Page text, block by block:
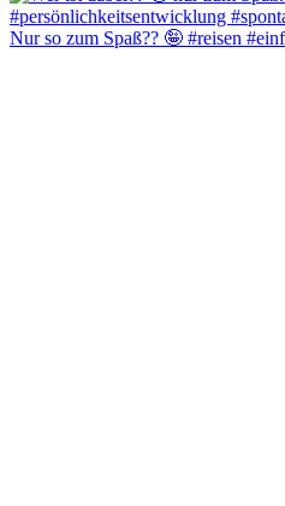
Nur so zum Spaß?? 🤪 #reisen